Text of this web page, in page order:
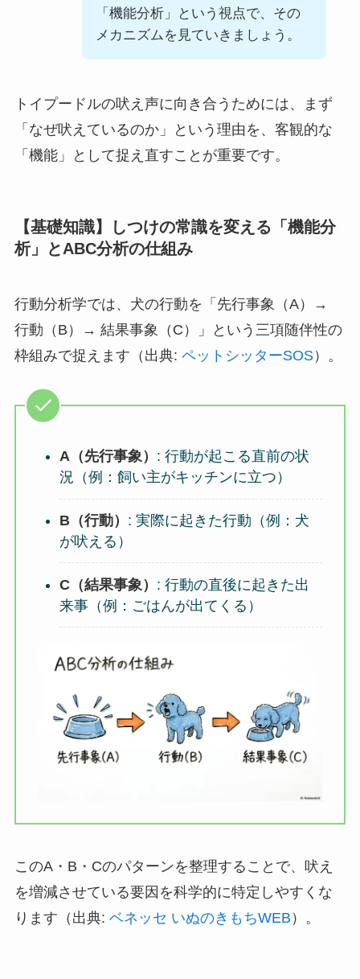
「機能分析」という視点で、その
メカニズムを見ていきましょう。
トイプードルの吠え声に向き合うためには、まず
「なぜ吠えているのか」という理由を、客観的な
「機能」として捉え直すことが重要です。
【基礎知識】しつけの常識を変える「機能分
析」とABC分析の仕組み
行動分析学では、犬の行動を「先行事象（A）→
行動（B）→ 結果事象（C）」という三項随伴性の
枠組みで捉えます（出典: ペットシッターSOS）。
A（先行事象） : 行動が起こる直前の状
況（例：飼い主がキッチンに立つ）
B（行動） : 実際に起きた行動（例：犬
が吠える）
C（結果事象） : 行動の直後に起きた出
来事（例：ごはんが出てくる）
このA・B・Cのパターンを整理することで、吠え
を増減させている要因を科学的に特定しやすくな
ります（出典: ベネッセ いぬのきもちWEB ）。